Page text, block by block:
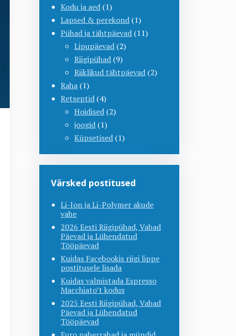
Kodu ja aed (1)
Lapsed & perekond (1)
Pühad ja tähtpäevad (11)
Lipupäevad (2)
Riigipühad (9)
Riiklikud tähtpäevad (2)
Raha (1)
Retseptid (4)
Hoidised (2)
joogid (1)
Küpsetised (1)
Värsked postitused
Li-Ion ja Li-Polymer akude
vahe
2026 Eesti Riigipühad, Vabad
Päevad ja Lühendatud
Tööpäevad
Kuidas Facebookis riigi lippe
postitusele lisada
Kuidas valmistada Espresso
Macchiato’t kodus
2025 Eesti Riigipühad, Vabad
Päevad ja Lühendatud
Tööpäevad